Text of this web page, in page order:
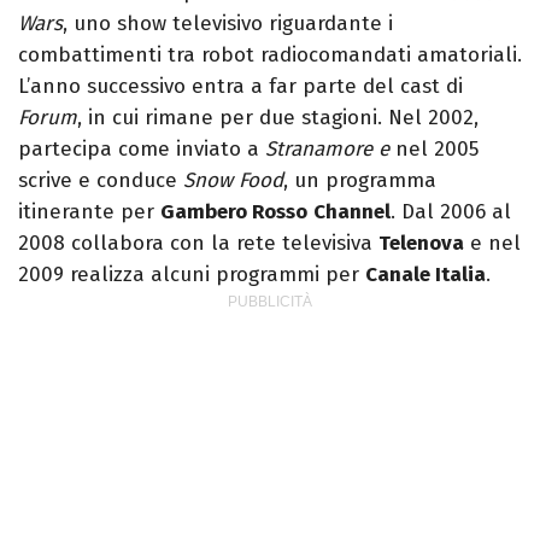
Wars, uno show televisivo riguardante i
combattimenti tra robot radiocomandati amatoriali.
L’anno successivo entra a far parte del cast di
Forum, in cui rimane per due stagioni. Nel 2002,
partecipa come inviato a Stranamore e nel 2005
scrive e conduce Snow Food, un programma
itinerante per Gambero Rosso Channel. Dal 2006 al
2008 collabora con la rete televisiva Telenova e nel
2009 realizza alcuni programmi per Canale Italia.